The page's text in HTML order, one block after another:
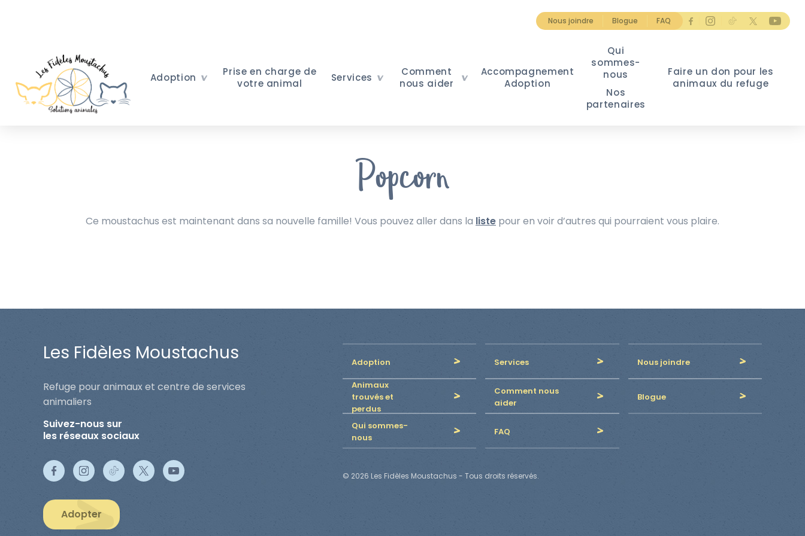
Nous joindre Blogue FAQ
Adoption
Prise en charge de
votre animal
Services
Comment
nous aider
Accompagnement
Adoption
Qui
sommes-
nous
Nos
partenaires
Faire un don pour les
animaux du refuge
Popcorn
Ce moustachus est maintenant dans sa nouvelle famille! Vous pouvez aller dans la liste pour en voir d’autres qui pourraient vous plaire.
Les Fidèles Moustachus
Refuge pour animaux et centre de services
animaliers
Suivez-nous sur
les réseaux sociaux
Adopter
Adoption Services
Nous joindre
Animaux
trouvés et
perdus
Comment nous
aider
Blogue
Qui sommes-
nous
FAQ
© 2026 Les Fidèles Moustachus - Tous droits réservés.